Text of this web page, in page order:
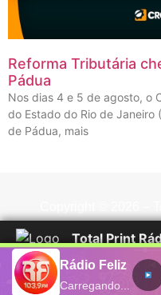
Reforma Tributária
Pádua
Nos dias 4 e 5 de agosto, o
do Estado do Rio de Janeiro
de Pádua, mais
Total Print
Rádio Feliz
Carregando...